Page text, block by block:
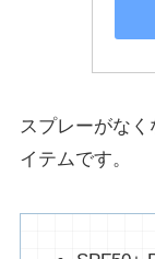
スプレーがな
イテムです。